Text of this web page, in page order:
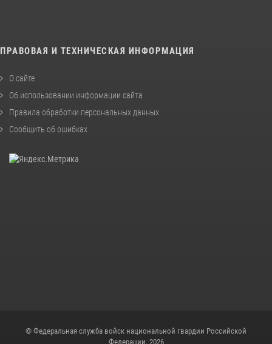
ПРАВОВАЯ И ТЕХНИЧЕСКАЯ ИНФОРМАЦИЯ
О сайте
Об использовании информации сайта
Правила обработки персональных данных
Сообщить об ошибках
© Федеральная служба войск национальной гвардии Российской
Федерации, 2026